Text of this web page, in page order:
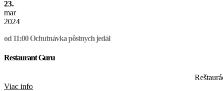
23.
mar
2024
od 11:00 Ochutnávka pôstnych jedál
Restaurant Guru
Viac info